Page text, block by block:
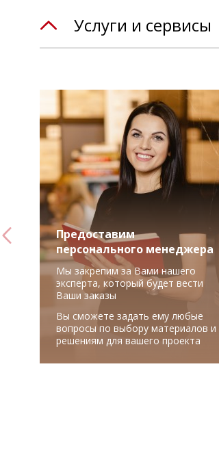
Услуги и сервисы
Предоставим
персонального менеджера
Мы закрепим за Вами нашего
эксперта, который будет вести
Ваши заказы
Вы сможете задать ему любые
вопросы по выбору материалов и
решениям для вашего проекта